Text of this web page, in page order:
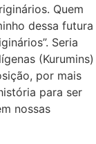
Quem
dessa futura
Seria
(Kurumins)
por mais
para ser
nossas